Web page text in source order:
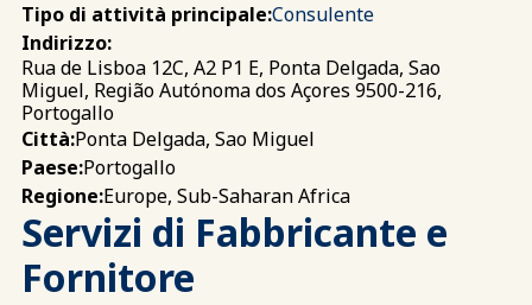
Tipo di attività principale:Consulente
Indirizzo:
Rua de Lisboa 12C, A2 P1 E, Ponta Delgada, Sao
Miguel, Região Autónoma dos Açores 9500-216,
Portogallo
Città:Ponta Delgada, Sao Miguel
Paese:Portogallo
Regione:Europe, Sub-Saharan Africa
Servizi di Fabbricante e
Fornitore